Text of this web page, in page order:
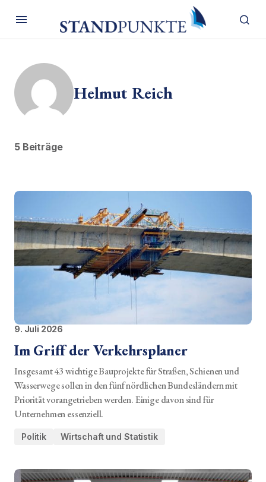
Helmut Reich
5 Beiträge
9. Juli 2026
Im Griff der Verkehrsplaner
Insgesamt 43 wichtige Bauprojekte für Straßen, Schienen und
Wasserwege sollen in den fünf nördlichen Bundesländern mit
Priorität vorangetrieben werden. Einige davon sind für
Unternehmen essenziell.
Politik Wirtschaft und Statistik